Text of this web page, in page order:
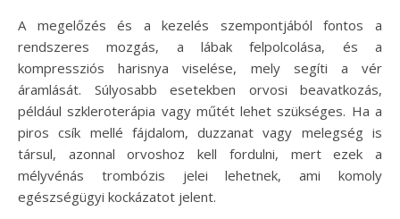
A megelőzés és a kezelés szempontjából fontos a
rendszeres mozgás, a lábak felpolcolása, és a
kompressziós harisnya viselése, mely segíti a vér
áramlását. Súlyosabb esetekben orvosi beavatkozás,
például szkleroterápia vagy műtét lehet szükséges. Ha a
piros csík mellé fájdalom, duzzanat vagy melegség is
társul, azonnal orvoshoz kell fordulni, mert ezek a
mélyvénás trombózis jelei lehetnek, ami komoly
egészségügyi kockázatot jelent.